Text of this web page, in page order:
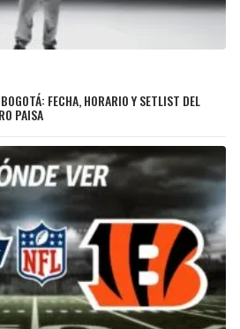
FECHA, HORARIO Y SETLIST DEL
PAISA